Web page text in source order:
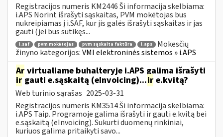
Registracijos numeris KM2446 Ši informacija skelbiama:
i.APS Norint išrašyti sąskaitas, PVM mokėtojas bus
nukreipiamas į i.SAF, kur jis galės išrašyti sąskaitas ir jas
gauti (jei bus sutikęs...
i.saf pvm mokėtojas pvm sąskaita faktūra i.aps
Mokesčių
žinyno kategorijos:VMI elektroninės sistemos » i.APS
Ar virtualiame buhalteryje i.APS galima išrašyti
irgauti e.sąskaitą (eInvoicing)...ir e.kvitą?
Web turinio sąrašas 2025-03-31
Registracijos numeris KM3514 Ši informacija skelbiama:
i.APS Taip. Programoje galima išrašyti ir gauti e.kvitą bei
e.sąskaitą (eInvoicing). Sukurti duomenų rinkiniai,
kuriuos galima pritaikyti savo...